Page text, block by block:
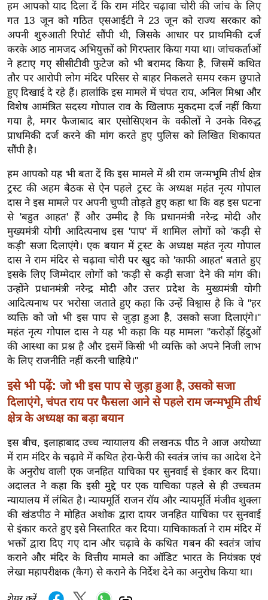
सा
हि
त्य
ज
ग
त
ऑ
टो
व
र्ल्ड
न्यू
ज
ब्री
फ
म
नो
रं
ज
न
ज
ग
त
बॉ
ली
वु
ड
ली
वु
ड
फि
ल्म
स
मी
क्षा
B
हम आपको याद दिला दें कि राम मंदिर चढ़ावा चोरी की जांच के लिए
गत 13 जून को गठित एसआईटी ने 23 जून को राज्य सरकार को
अपनी शुरुआती रिपोर्ट सौंपी थी, जिसके आधार पर प्राथमिकी दर्ज
करके आठ नामजद अभियुक्तों को गिरफ्तार किया गया था। जांचकर्ताओं
ने हटाए गए सीसीटीवी फुटेज को भी बरामद किया है, जिसमें कथित
तौर पर आरोपी लोग मंदिर परिसर से बाहर निकलते समय रकम छुपाते
हुए दिखाई दे रहे हैं। हालांकि इस मामले में चंपत राय, अनिल मिश्रा और
विशेष आमंत्रित सदस्य गोपाल राव के खिलाफ मुकदमा दर्ज नहीं किया
गया है, मगर फैजाबाद बार एसोसिएशन के वकीलों ने उनके विरुद्ध
प्राथमिकी दर्ज करने की मांग करते हुए पुलिस को लिखित शिकायत
सौंपी है।
हम आपको यह भी बता दें कि इस मामले में श्री राम जन्मभूमि तीर्थ क्षेत्र
ट्रस्ट की अहम बैठक से ऐन पहले ट्रस्ट के अध्यक्ष महंत नृत्य गोपाल
दास ने इस मामले पर अपनी चुप्पी तोड़ते हुए कहा था कि वह इस घटना
से 'बहुत आहत' हैं और उम्मीद है कि प्रधानमंत्री नरेन्द्र मोदी और
मुख्यमंत्री योगी आदित्यनाथ इस 'पाप' में शामिल लोगों को 'कड़ी से
कड़ी' सजा दिलाएंगे। एक बयान में ट्रस्ट के अध्यक्ष महंत नृत्य गोपाल
दास ने राम मंदिर से चढ़ावा चोरी पर खुद को 'काफी आहत' बताते हुए
इसके लिए जिम्मेदार लोगों को 'कड़ी से कड़ी सजा' देने की मांग की।
उन्होंने प्रधानमंत्री नरेन्द्र मोदी और उत्तर प्रदेश के मुख्यमंत्री योगी
आदित्यनाथ पर भरोसा जताते हुए कहा कि उन्हें विश्वास है कि वे ''हर
व्यक्ति को जो भी इस पाप से जुड़ा हुआ है, उसको सजा दिलाएंगे।''
महंत नृत्य गोपाल दास ने यह भी कहा कि यह मामला ''करोड़ों हिंदुओं
की आस्था का प्रश्न है और इसमें किसी भी व्यक्ति को अपने निजी लाभ
के लिए राजनीति नहीं करनी चाहिये।''
इसे भी पढ़ें: जो भी इस पाप से जुड़ा हुआ है, उसको सजा
दिलाएंगे, चंपत राय पर फैसला आने से पहले राम जन्मभूमि तीर्थ
क्षेत्र के अध्यक्ष का बड़ा बयान
इस बीच, इलाहाबाद उच्च न्यायालय की लखनऊ पीठ ने आज अयोध्या
में राम मंदिर के चढ़ावे में कथित हेरा-फेरी की स्वतंत्र जांच का आदेश देने
के अनुरोध वाली एक जनहित याचिका पर सुनवाई से इंकार कर दिया।
अदालत ने कहा कि इसी मुद्दे पर एक याचिका पहले से ही उच्चतम
न्यायालय में लंबित है। न्यायमूर्ति राजन रॉय और न्यायमूर्ति मंजीव शुक्ला
की खंडपीठ ने मोहित अशोक द्वारा दायर जनहित याचिका पर सुनवाई
से इंकार करते हुए इसे निस्तारित कर दिया। याचिकाकर्ता ने राम मंदिर में
भक्तों द्वारा दिए गए दान और चढ़ावे के कथित गबन की स्वतंत्र जांच
कराने और मंदिर के वित्तीय मामले का ऑडिट भारत के नियंत्रक एवं
लेखा महापरीक्षक (कैग) से कराने के निर्देश देने का अनुरोध किया था।